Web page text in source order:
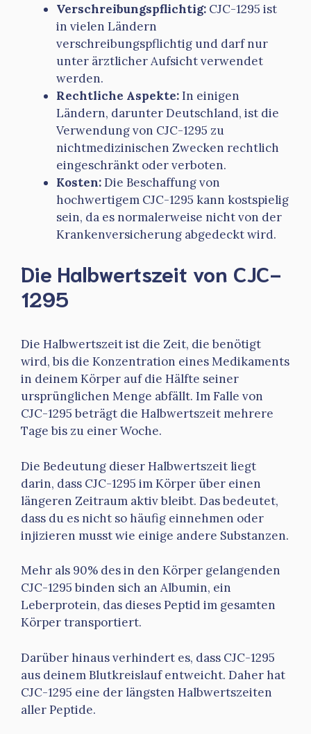
Verschreibungspflichtig: CJC-1295 ist
in vielen Ländern
verschreibungspflichtig und darf nur
unter ärztlicher Aufsicht verwendet
werden.
Rechtliche Aspekte:In einigen
Ländern, darunter Deutschland, ist die
Verwendung von CJC-1295 zu
nichtmedizinischen Zwecken rechtlich
eingeschränkt oder verboten.
Kosten:Die Beschaffung von
hochwertigem CJC-1295 kann kostspielig
sein, da es normalerweise nicht von der
Krankenversicherung abgedeckt wird.
Die Halbwertszeit von CJC-
1295
Die Halbwertszeit ist die Zeit, die benötigt
wird, bis die Konzentration eines Medikaments
in deinem Körper auf die Hälfte seiner
ursprünglichen Menge abfällt. Im Falle von
CJC-1295 beträgt die Halbwertszeit mehrere
Tage bis zu einer Woche.
Die Bedeutung dieser Halbwertszeit liegt
darin, dass CJC-1295 im Körper über einen
längeren Zeitraum aktiv bleibt. Das bedeutet,
dass du es nicht so häufig einnehmen oder
injizieren musst wie einige andere Substanzen.
Mehr als 90% des in den Körper gelangenden
CJC-1295 binden sich an Albumin, ein
Leberprotein, das dieses Peptid im gesamten
Körper transportiert.
Darüber hinaus verhindert es, dass CJC-1295
aus deinem Blutkreislauf entweicht. Daher hat
CJC-1295 eine der längsten Halbwertszeiten
aller Peptide.